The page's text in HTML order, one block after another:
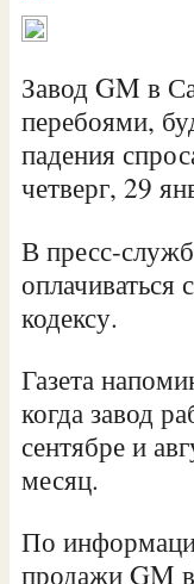
Завод GM в
перебоями,
падения
четверг, 29
В пресс-
оплачиваться
кодексу.
Газета
когда завод
сентябре и
месяц.
По
продажи GM